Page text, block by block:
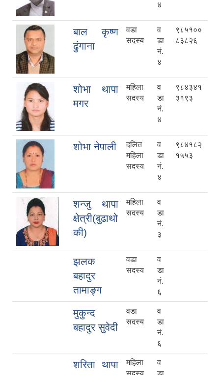
४
बाल कृष्ण
ढुंगाना
वडा
सदस्य
व
डा
नं.
४
९८५१००
८३८२६
शोभा थापा
मगर
महिला
सदस्य
व
डा
नं.
४
९८४३४१
३१९३
शोभा नेपाली
दलित
महिला
सदस्य
व
डा
नं.
४
९८४१८२
१५५३
शन्जु थापा
क्षेत्री(बुढाथो
की)
महिला
सदस्य
व
डा
नं.
३
झलक
बहादुर
तामाङ्ग
वडा
सदस्य
व
डा
नं.
६
मुकुन्द
बहादुर सुवेदी
वडा
सदस्य
व
डा
नं.
६
शरिता थापा
महिला
व